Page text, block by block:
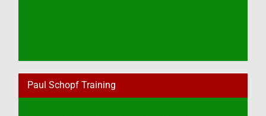
Paul Schopf Training